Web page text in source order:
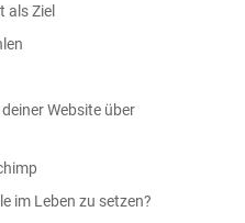
als Ziel
Website über
im Leben zu setzen?